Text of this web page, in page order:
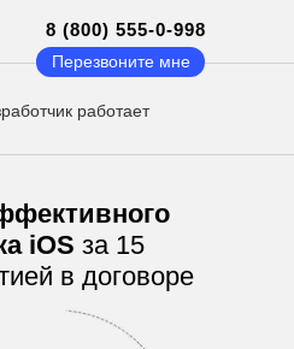
работает
8 (800) 555-0-998
Перезвоните мне
iOS за 15
в договоре